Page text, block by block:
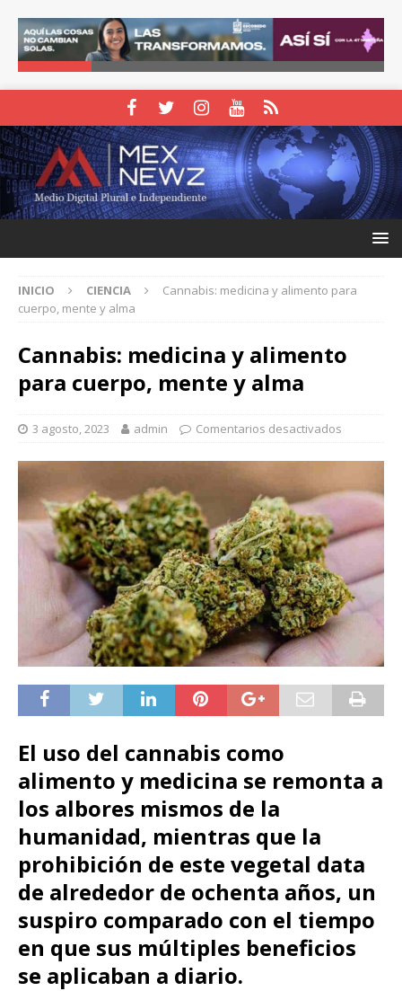
INICIO CIENCIA
Cannabis: medicina y alimento para
cuerpo, mente y alma
Cannabis: medicina y alimento
para cuerpo, mente y alma
3 agosto, 2023 admin Comentarios desactivados
El uso del cannabis como
alimento y medicina se remonta a
los albores mismos de la
humanidad, mientras que la
prohibición de este vegetal data
de alrededor de ochenta años, un
suspiro comparado con el tiempo
en que sus múltiples beneficios
se aplicaban a diario.